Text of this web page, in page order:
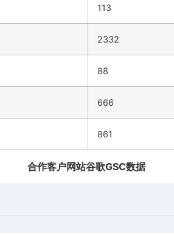
113
2332
88
666
861
合作客户网站谷歌GSC数据